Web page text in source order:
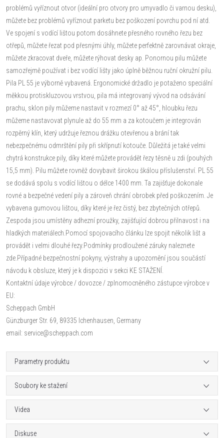
problémů vyříznout otvor (ideální pro otvory pro umyvadlo či varnou desku),
můžete bez problémů vyříznout parketu bez poškození povrchu pod ní atd.
Ve spojení s vodící lištou potom dosáhnete přesného rovného řezu bez
otřepů, můžete řezat pod přesnými úhly, můžete perfektně zarovnávat okraje,
můžete zkracovat dveře, můžete rýhovat desky ap. Ponornou pilu můžete
samozřejmě používat i bez vodící lišty jako úplně běžnou ruční okružní pilu.
Pila PL 55 je výborně vybavená. Ergonomické držadlo je potaženo speciální
měkkou protiskluzovou vrstvou, pila má integrovaný vývod na odsávání
prachu, sklon pily můžeme nastavit v rozmezí 0° až 45°, hloubku řezu
můžeme nastavovat plynule až do 55 mm a za kotoučem je integrován
rozpěrný klín, který udržuje řeznou drážku otevřenou a brání tak
nebezpečnému odmrštění pily při skřípnutí kotouče. Důležitá je také velmi
chytrá konstrukce pily, díky které můžete provádět řezy těsně u zdi (pouhých
15,5 mm). Pilu můžete rovněž dovybavit širokou škálou příslušenství. PL 55
se dodává spolu s vodící lištou o délce 1400 mm. Ta zajišťuje dokonale
rovné a bezpečné vedení pily a zároveň chrání obrobek před poškozením. Je
vybavena gumovou lištou, díky které je řez čistý, bez zbytečných otřepů.
Zespoda jsou umístěny adhezní proužky, zajišťující dobrou přilnavost i na
hladkých materiálech.Pomocí spojovacího článku lze spojit několik lišt a
provádět i velmi dlouhé řezy.Podmínky prodloužené záruky naleznete
zde.Případné bezpečnostní pokyny, výstrahy a upozornění jsou součástí
návodu k obsluze, který je k dispozici v sekci KE STAŽENÍ.
Kontaktní údaje výrobce / dovozce / zplnomocněného zástupce výrobce v
EU:
Scheppach GmbH
Günzburger Str. 69, 89335 Ichenhausen, Germany
email: service@scheppach.com
Parametry produktu
Soubory ke stažení
Videa
Diskuse